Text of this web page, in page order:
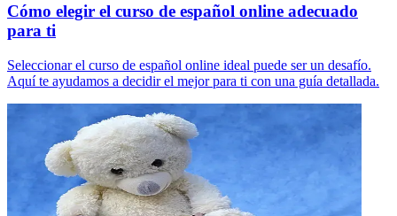
Cómo elegir el curso de español online adecuado
para ti
Seleccionar el curso de español online ideal puede ser un desafío.
Aquí te ayudamos a decidir el mejor para ti con una guía detallada.